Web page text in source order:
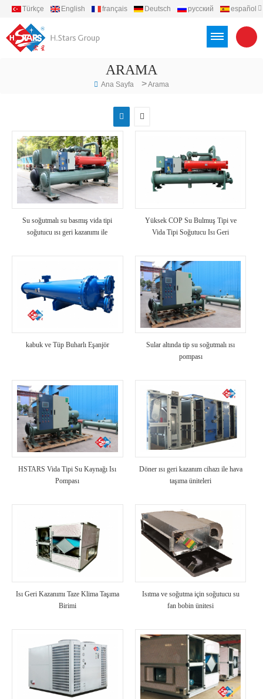
Türkçe English français Deutsch русский
español
ARAMA
Ana Sayfa >Arama
Su soğutmalı su basmış vida tipi
soğutucu ısı geri kazanımı ile
Yüksek COP Su Bulmuş Tipi ve
Vida Tipi Soğutucu Isı Geri
kabuk ve Tüp Buharlı Eşanjör
Sular altında tip su soğutmalı ısı
pompası
HSTARS Vida Tipi Su Kaynağı Isı
Pompası
Döner ısı geri kazanım cihazı ile hava
taşıma üniteleri
Isı Geri Kazanımı Taze Klima Taşıma
Birimi
Isıtma ve soğutma için soğutucu su
fan bobin ünitesi